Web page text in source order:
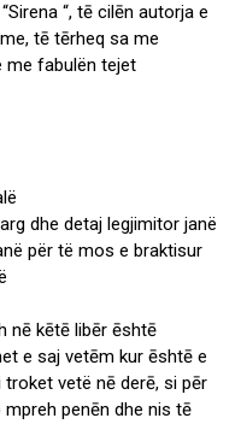
“, tē cilēn autorja e
tē tērheq sa me
me fabulën tejet
dhe detaj legjimitor janë
për të mos e braktisur
nē kētē libēr ēshtē
e saj vetēm kur ēshtē e
vetë nē derē, si pēr
penēn dhe nis tē